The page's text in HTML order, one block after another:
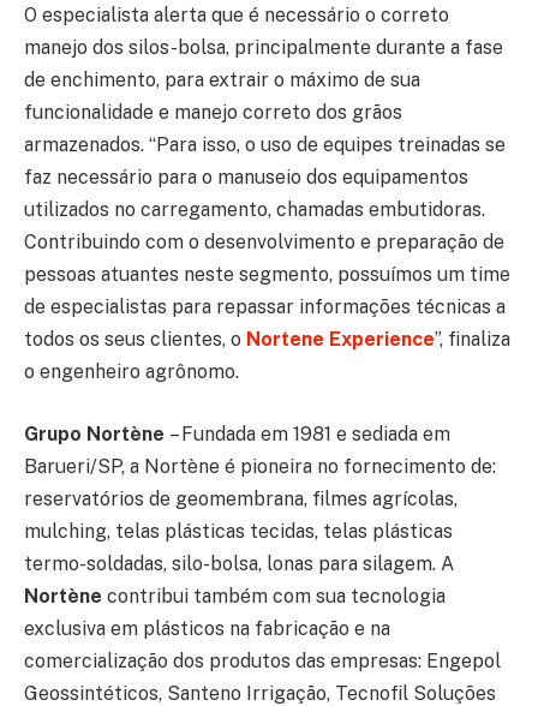
O especialista alerta que é necessário o correto
manejo dos silos-bolsa, principalmente durante a fase
de enchimento, para extrair o máximo de sua
funcionalidade e manejo correto dos grãos
armazenados. “Para isso, o uso de equipes treinadas se
faz necessário para o manuseio dos equipamentos
utilizados no carregamento, chamadas embutidoras.
Contribuindo com o desenvolvimento e preparação de
pessoas atuantes neste segmento, possuímos um time
de especialistas para repassar informações técnicas a
todos os seus clientes, o Nortene Experience”, finaliza
o engenheiro agrônomo.
Grupo Nortène – Fundada em 1981 e sediada em
Barueri/SP, a Nortène é pioneira no fornecimento de:
reservatórios de geomembrana, filmes agrícolas,
mulching, telas plásticas tecidas, telas plásticas
termo-soldadas, silo-bolsa, lonas para silagem. A
Nortène contribui também com sua tecnologia
exclusiva em plásticos na fabricação e na
comercialização dos produtos das empresas: Engepol
Geossintéticos, Santeno Irrigação, Tecnofil Soluções